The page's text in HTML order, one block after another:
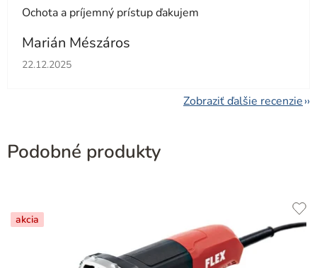
Ochota a príjemný prístup ďakujem
Marián Mészáros
Hodnotenie obchodu je 5 z 5 hviezdičiek.
22.12.2025
Zobraziť ďalšie recenzie
Podobné produkty
akcia